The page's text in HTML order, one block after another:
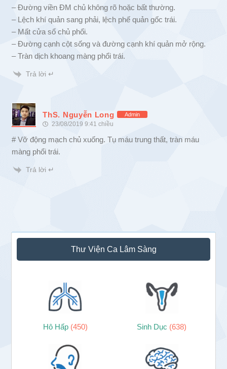
– Đường viền ĐM chủ không rõ hoặc bất thường.
– Lệch khí quản sang phải, lệch phế quản gốc trái.
– Mất cửa sổ chủ phổi.
– Đường cạnh cột sống và đường cạnh khí quản mở rộng.
– Tràn dịch khoang màng phổi trái.
Trả lời ↵
ThS. Nguyễn Long Admin
23/08/2019 9:41 chiều
# Vỡ động mạch chủ xuống. Tụ máu trung thất, tràn máu
màng phổi trái.
Trả lời ↵
Sidebar
chính
Thư Viện Ca Lâm Sàng
Hô Hấp (450) Sinh Dục (638)